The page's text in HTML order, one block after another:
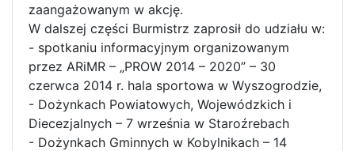
zaangażowanym w akcję.
W dalszej części Burmistrz zaprosił do udziału w:
- spotkaniu informacyjnym organizowanym
przez ARiMR – „PROW 2014 – 2020” – 30
czerwca 2014 r. hala sportowa w Wyszogrodzie,
- Dożynkach Powiatowych, Wojewódzkich i
Diecezjalnych – 7 września w Staroźrebach
- Dożynkach Gminnych w Kobylnikach – 14